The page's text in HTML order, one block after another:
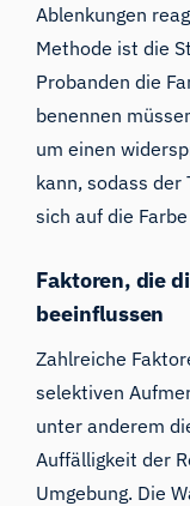
Ablenkungen
Methode ist die
Probanden die
benennen
um einen
kann, sodass
sich auf die
Faktoren, die
beeinflussen
Zahlreiche
selektiven
unter anderem
Auffälligkeit der
Umgebung. Die